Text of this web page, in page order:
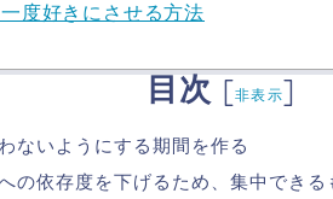
度好きにさせる方法
目次 [非表示]
ないようにする期間を作る
の依存度を下げるため、集中できる